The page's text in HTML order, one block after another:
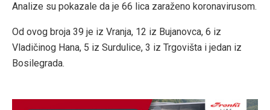
Analize su pokazale da je 66 lica zaraženo koronavirusom.
Od ovog broja 39 je iz Vranja, 12 iz Bujanovca, 6 iz
Vladičinog Hana, 5 iz Surdulice, 3 iz Trgovišta i jedan iz
Bosilegrada.